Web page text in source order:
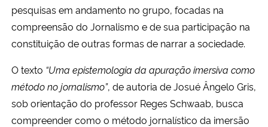
Controladoria-Geral da União
Ministério da Mulher, da Família e dos Direitos Humanos
Secretaria-Geral
Secretaria de Governo
pesquisas em andamento no grupo, focadas na
compreensão do Jornalismo e de sua participação na
constituição de outras formas de narrar a sociedade.
O texto “Uma epistemologia da apuração imersiva como
método no jornalismo”, de autoria de Josué Ângelo Gris,
sob orientação do professor Reges Schwaab, busca
compreender como o método jornalístico da imersão